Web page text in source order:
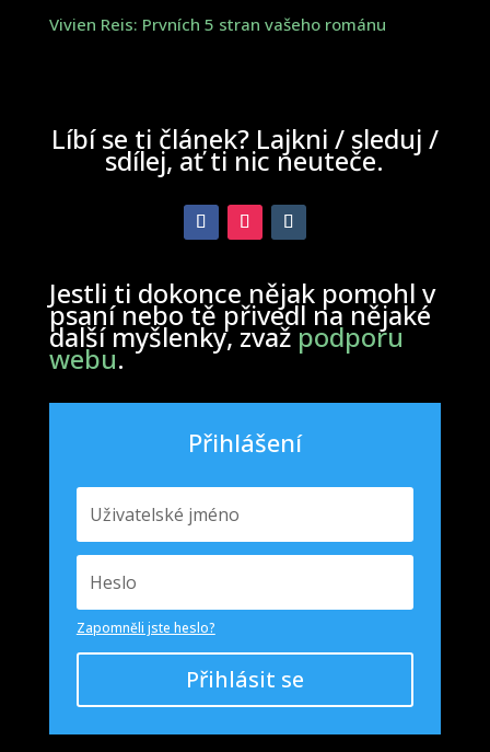
Vivien Reis: Prvních 5 stran vašeho románu
Líbí se ti článek? Lajkni / sleduj /
sdílej, ať ti nic neuteče.
Jestli ti dokonce nějak pomohl v
psaní nebo tě přivedl na nějaké
další myšlenky, zvažpodporu
webu.
Přihlášení
Zapomněli jste heslo?
Přihlásit se